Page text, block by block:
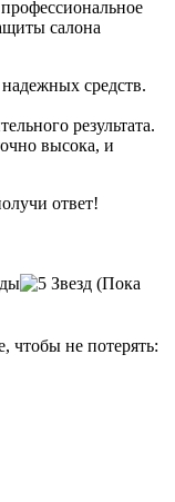
салона
средств.
результата.
высока, и
ответ!
(Пока
чтобы не потерять: